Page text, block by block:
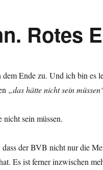
Rotes
Ende zu. Und ich bin es
„das hätte nicht sein
nicht sein müssen.
dass der BVB nicht nur die
Es ist ferner inzwischen